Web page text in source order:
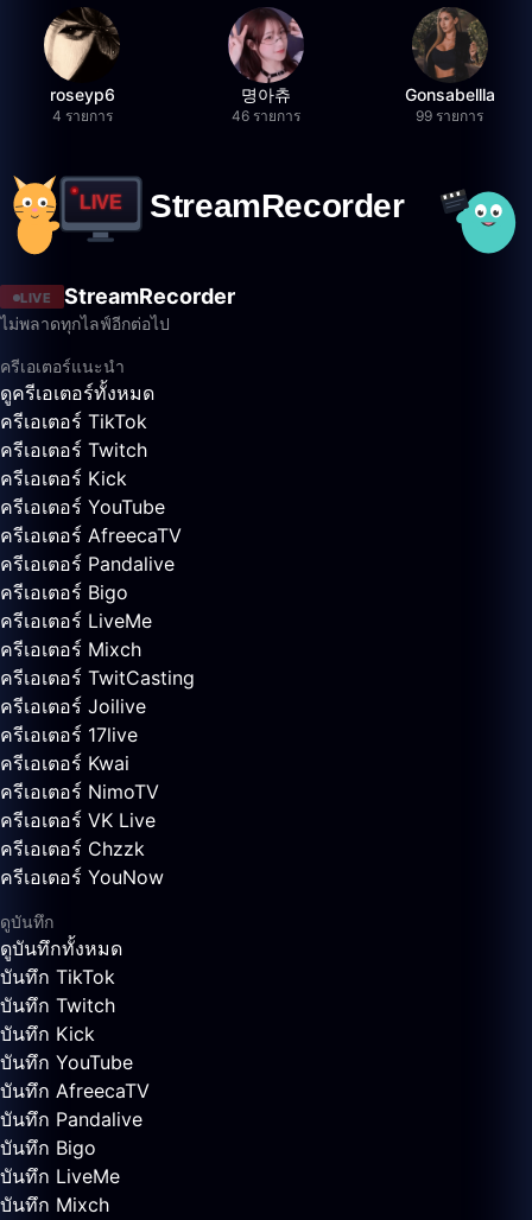
roseyp6
4 รายการ
명아츄
46 รายการ
Gonsabellla
99 รายการ
LIVE StreamRecorder
ไม่พลาดทุกไลฟ์อีกต่อไป
ครีเอเตอร์แนะนำ
ดูครีเอเตอร์ทั้งหมด
ครีเอเตอร์ TikTok
ครีเอเตอร์ Twitch
ครีเอเตอร์ Kick
ครีเอเตอร์ YouTube
ครีเอเตอร์ AfreecaTV
ครีเอเตอร์ Pandalive
ครีเอเตอร์ Bigo
ครีเอเตอร์ LiveMe
ครีเอเตอร์ Mixch
ครีเอเตอร์ TwitCasting
ครีเอเตอร์ Joilive
ครีเอเตอร์ 17live
ครีเอเตอร์ Kwai
ครีเอเตอร์ NimoTV
ครีเอเตอร์ VK Live
ครีเอเตอร์ Chzzk
ครีเอเตอร์ YouNow
ดูบันทึก
ดูบันทึกทั้งหมด
บันทึก TikTok
บันทึก Twitch
บันทึก Kick
บันทึก YouTube
บันทึก AfreecaTV
บันทึก Pandalive
บันทึก Bigo
บันทึก LiveMe
บันทึก Mixch